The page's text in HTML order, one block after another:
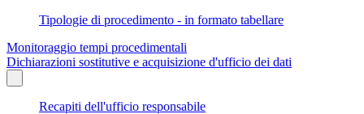
Tipologie di procedimento - in formato tabellare
Monitoraggio tempi procedimentali
Dichiarazioni sostitutive e acquisizione d'ufficio dei dati
Recapiti dell'ufficio responsabile